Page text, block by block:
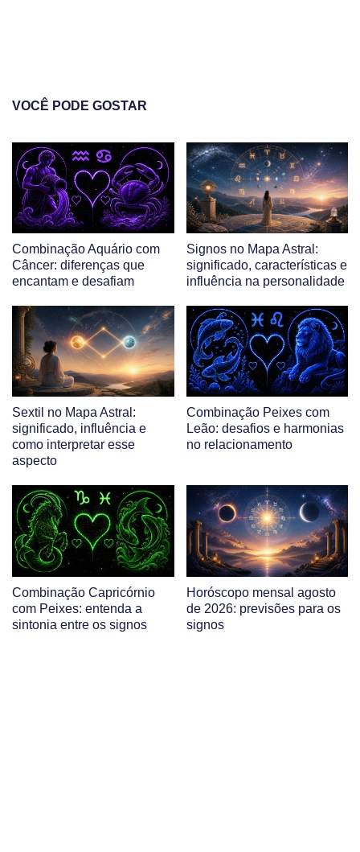
VOCÊ PODE GOSTAR
Combinação Aquário com
Câncer: diferenças que
encantam e desafiam
Signos no Mapa Astral:
significado, características e
influência na personalidade
Sextil no Mapa Astral:
significado, influência e
como interpretar esse
aspecto
Combinação Peixes com
Leão: desafios e harmonias
no relacionamento
Combinação Capricórnio
com Peixes: entenda a
sintonia entre os signos
Horóscopo mensal agosto
de 2026: previsões para os
signos